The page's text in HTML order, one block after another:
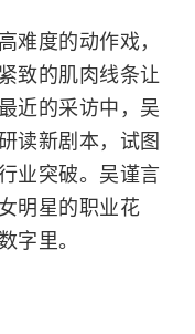
难度的动作戏，
致的肌肉线条让
近的采访中，吴
读新剧本，试图
业突破。吴谨言
明星的职业花
字里。